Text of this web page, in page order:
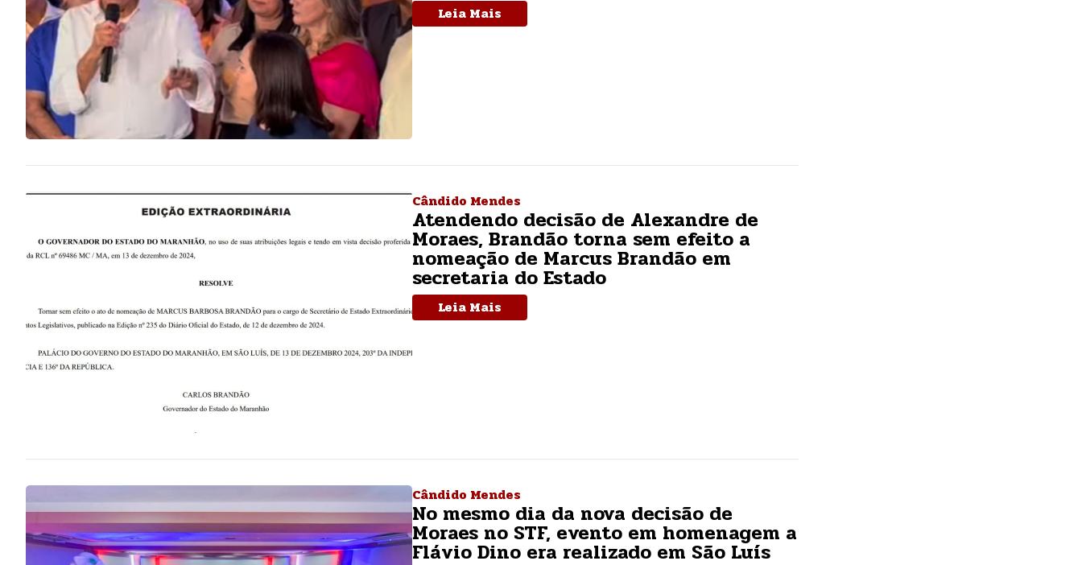
Leia Mais
Cândido Mendes
Atendendo decisão de Alexandre de
Moraes, Brandão torna sem efeito a
nomeação de Marcus Brandão em
secretaria do Estado
Leia Mais
Cândido Mendes
No mesmo dia da nova decisão de
Moraes no STF, evento em homenagem a
Flávio Dino era realizado em São Luís